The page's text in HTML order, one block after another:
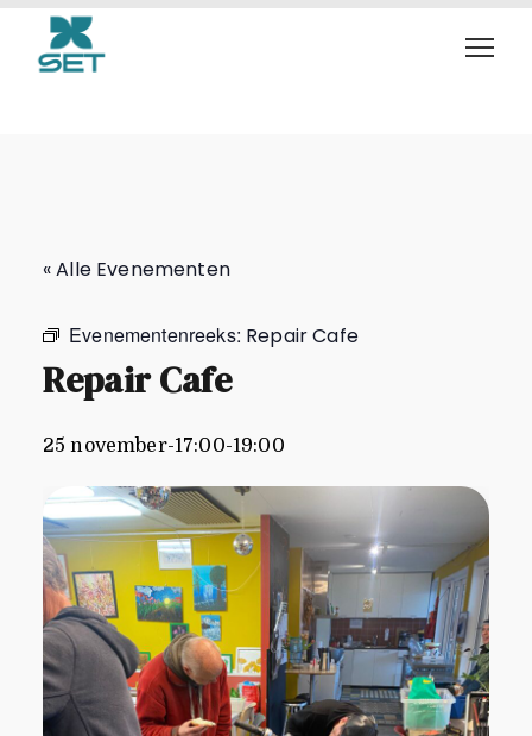
Repair Cafe
« Alle Evenementen
Evenementenreeks: Repair Cafe
Repair Cafe
25 november-17:00-19:00